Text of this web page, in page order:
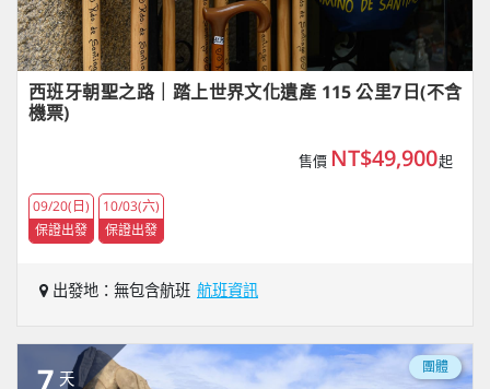
西班牙朝聖之路｜踏上世界文化遺產 115 公里7日(不含
機票)
售價 NT$49,900起
09/20(日)
保證出發
10/03(六)
保證出發
出發地：無包含航班 航班資訊
7 天
團體